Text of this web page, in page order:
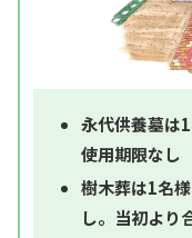
永代供養墓は
使用期限なし
樹木葬は1名
し。当初より